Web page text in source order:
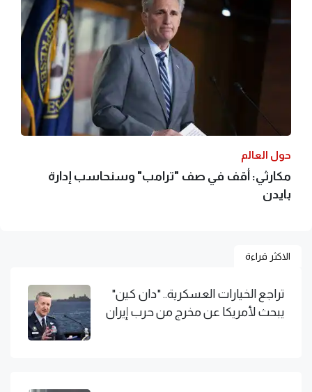
حول العالم
مكارثي: أقف في صف "ترامب" وسنحاسب إدارة
بايدن
الاكثر قراءة
تراجع الخيارات العسكرية.. "دان كين"
يبحث لأمريكا عن مخرج من حرب إيران